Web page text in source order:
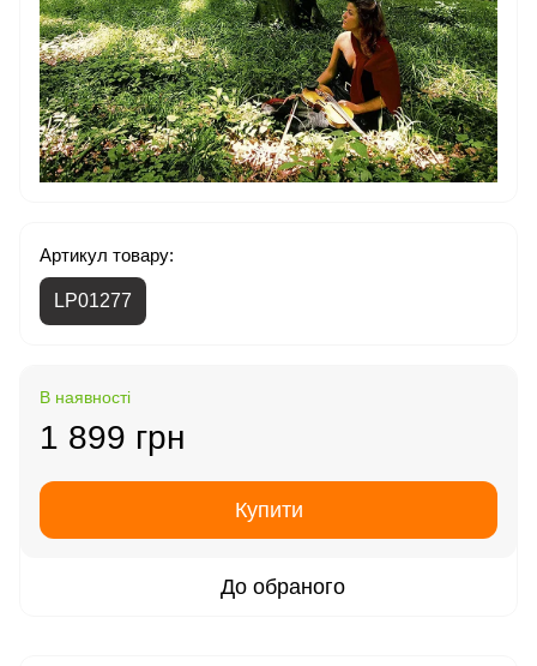
Артикул товару:
LP01277
В наявності
1 899 грн
Купити
До обраного